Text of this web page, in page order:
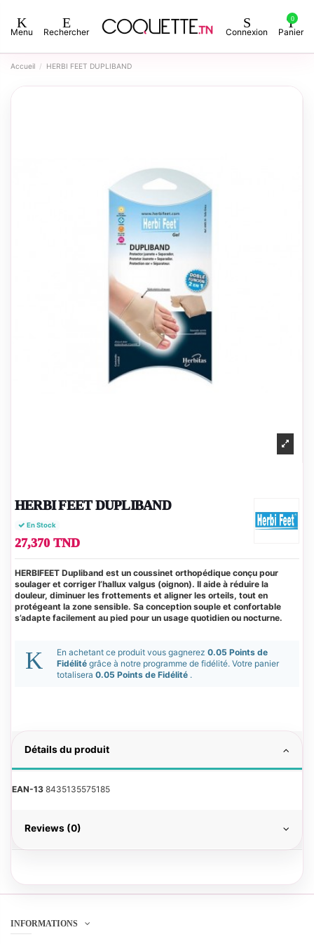
Menu Rechercher Connexion
0
Panier
Accueil HERBI FEET DUPLIBAND
HERBI FEET DUPLIBAND
En Stock
27,370 TND
HERBIFEET Dupliband est un coussinet orthopédique conçu pour
soulager et corriger l’hallux valgus (oignon). Il aide à réduire la
douleur, diminuer les frottements et aligner les orteils, tout en
protégeant la zone sensible. Sa conception souple et confortable
s’adapte facilement au pied pour un usage quotidien ou nocturne.
En achetant ce produit vous gagnerez 0.05 Points de
Fidélité grâce à notre programme de fidélité. Votre panier
totalisera 0.05 Points de Fidélité .
Détails du produit
EAN-13 8435135575185
Reviews (0)
INFORMATIONS